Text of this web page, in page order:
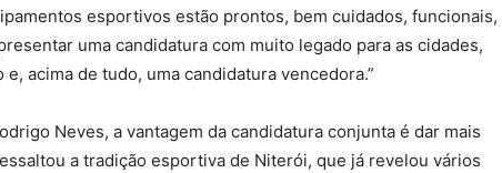
esportivos estão prontos, bem cuidados, funcionais,
uma candidatura com muito legado para as cidades,
acima de tudo, uma candidatura vencedora.”
Neves, a vantagem da candidatura conjunta é dar mais
a tradição esportiva de Niterói, que já revelou vários